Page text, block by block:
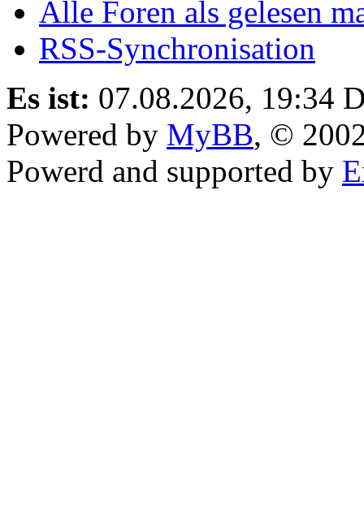
Alle Foren als gelesen
RSS-Synchronisation
Es ist: 07.08.2026, 19:34
Powered by MyBB, ©
Powerd and supported by